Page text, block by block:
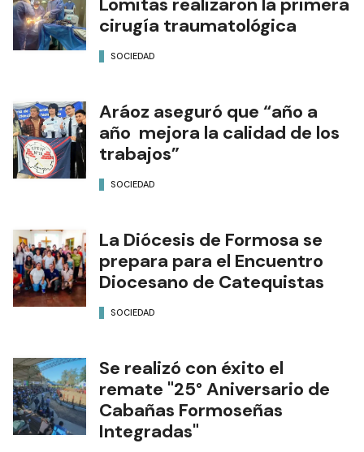
cirugía traumatológica
SOCIEDAD
Aráoz aseguró que “año a
año mejora la calidad de los
trabajos”
SOCIEDAD
La Diócesis de Formosa se
prepara para el Encuentro
Diocesano de Catequistas
SOCIEDAD
Se realizó con éxito el
remate "25° Aniversario de
Cabañas Formoseñas
Integradas"